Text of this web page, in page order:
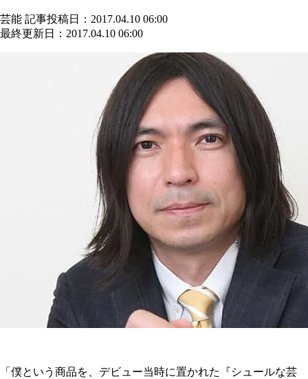
芸能 記事投稿日：2017.04.10 06:00
最終更新日：2017.04.10 06:00
「僕という商品を、デビュー当時に置かれた『シュールな芸